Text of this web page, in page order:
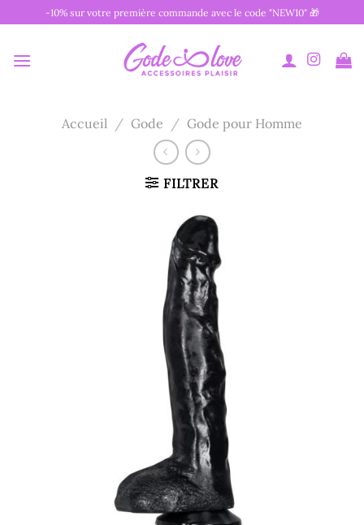
au
-10% sur votre première commande avec le code "NEW10" 🎁
Accueil / Gode / Gode pour Homme
FILTRER